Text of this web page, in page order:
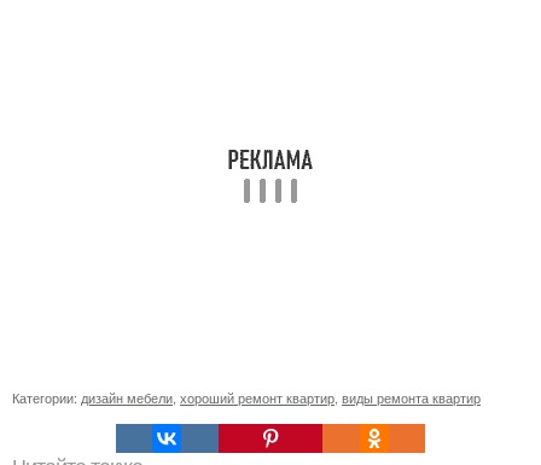
Категории: дизайн мебели хороший ремонт квартир виды ремонта квартир